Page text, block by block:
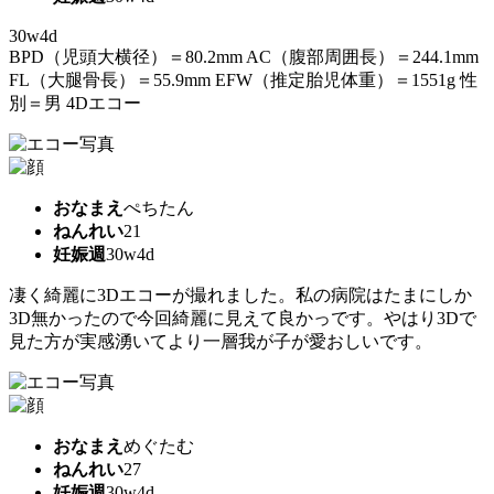
30w4d
BPD（児頭大横径）＝80.2mm AC（腹部周囲長）＝244.1mm
FL（大腿骨長）＝55.9mm EFW（推定胎児体重）＝1551g 性
別＝男 4Dエコー
おなまえ ぺちたん
ねんれい21
妊娠週30w4d
凄く綺麗に3Dエコーが撮れました。私の病院はたまにしか
3D無かったので今回綺麗に見えて良かっです。やはり3Dで
見た方が実感湧いてより一層我が子が愛おしいです。
おなまえ めぐたむ
ねんれい27